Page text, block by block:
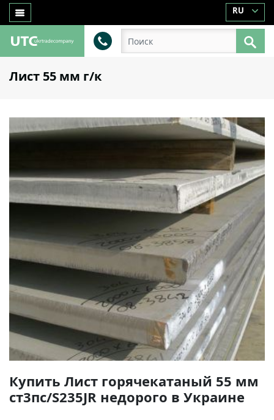
RU
Лист 55 мм г/к
Купить Лист горячекатаный 55 мм
ст3пс/S235JR недорого в Украине